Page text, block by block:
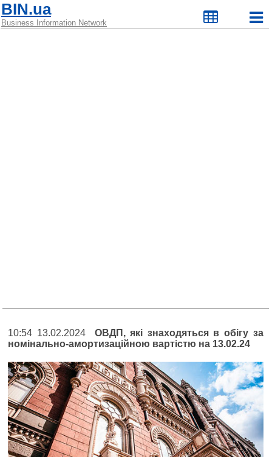
BIN.ua
Business Information Network
10:54 13.02.2024 ОВДП, які знаходяться в обігу за
номінально-амортизаційною вартістю на 13.02.24